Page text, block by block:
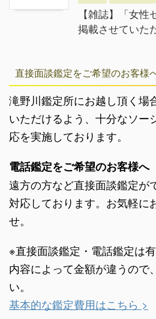
【雑誌】「女
掲載させていた
直接面談鑑定をご希望のお客様
滝野川鑑定所にお越し頂く場
いただけるよう、十分なソー
応を実施しております。
電話鑑定をご希望のお客様へ
遠方の方など直接面談鑑定が
対応しております。お気軽に
せ。
※直接面談鑑定・電話鑑定は
内容によって金額が違うので
い。
基本的な鑑定費用はこちら >